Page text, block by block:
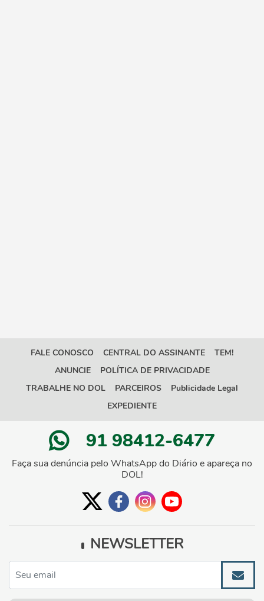
FALE CONOSCO CENTRAL DO ASSINANTE
TEM!
ANUNCIE
POLÍTICA DE PRIVACIDADE
TRABALHE NO DOL
PARCEIROS
Publicidade Legal
EXPEDIENTE
91 98412-6477
Faça sua denúncia pelo WhatsApp do Diário e apareça no
DOL!
NEWSLETTER